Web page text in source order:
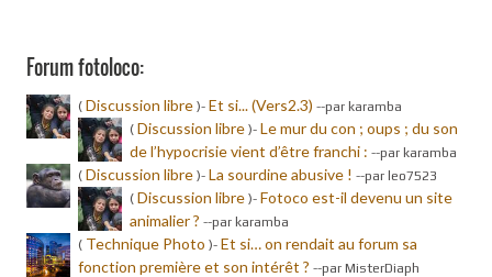
Forum fotoloco:
( Discussion libre )- Et si... (Vers2.3) --par karamba
( Discussion libre )- Le mur du con ; oups ; du son
de l’hypocrisie vient d’être franchi : --par karamba
( Discussion libre )- La sourdine abusive ! --par leo7523
( Discussion libre )- Fotoco est-il devenu un site
animalier ? --par karamba
( Technique Photo )- Et si… on rendait au forum sa
fonction première et son intérêt ? --par MisterDiaph